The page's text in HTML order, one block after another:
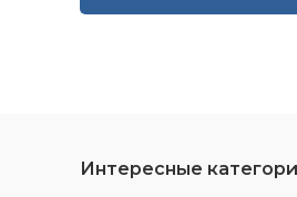
Интересные